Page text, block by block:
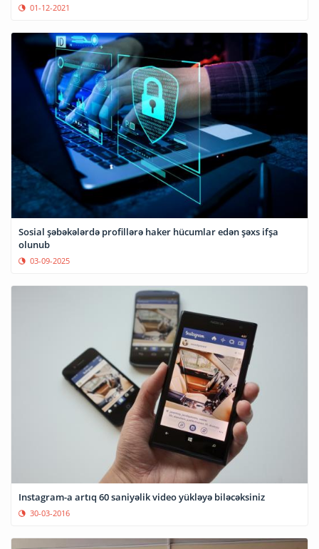
01-12-2021
Sosial şəbəkələrdə profillərə haker hücumlar edən şəxs ifşa
olunub
03-09-2025
Instagram-a artıq 60 saniyəlik video yükləyə biləcəksiniz
30-03-2016